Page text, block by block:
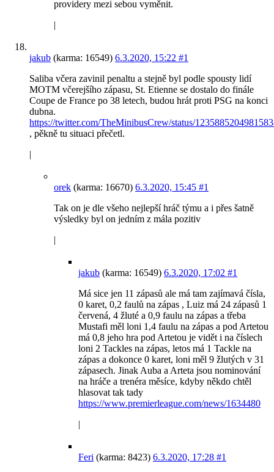
providery mezi sebou vyměnit.
|
jakub (karma: 16549) 6.3.2020, 15:22 #1
Saliba včera zavinil penaltu a stejně byl podle spousty lidí
MOTM včerejšího zápasu, St. Etienne se dostalo do finále
Coupe de France po 38 letech, budou hrát proti PSG na konci
dubna.
https://twitter.com/TheMinibusCrew/status/
, pěkně tu situaci přečetl.
|
orek (karma: 16670) 6.3.2020, 15:45 #1
Tak on je dle všeho nejlepší hráč týmu a i přes šatně
výsledky byl on jedním z mála pozitiv
|
jakub (karma: 16549) 6.3.2020, 17:02 #1
Má sice jen 11 zápasů ale má tam zajímavá čísla,
0 karet, 0,2 faulů na zápas , Luiz má 24 zápasů 1
červená, 4 žluté a 0,9 faulu na zápas a třeba
Mustafi měl loni 1,4 faulu na zápas a pod Artetou
má 0,8 jeho hra pod Artetou je vidět i na číslech
loni 2 Tackles na zápas, letos má 1 Tackle na
zápas a dokonce 0 karet, loni měl 9 žlutých v 31
zápasech. Jinak Auba a Arteta jsou nominování
na hráče a trenéra měsíce, kdyby někdo chtěl
hlasovat tak tady
https://www.premierleague.com/news/1634480
|
Feri (karma: 8423) 6.3.2020, 17:28 #1